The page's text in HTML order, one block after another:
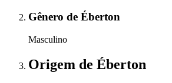
Gênero de Éberton
Masculino
Origem de Éberton